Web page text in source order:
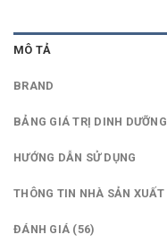
MÔ TẢ
BRAND
BẢNG GIÁ TRỊ DINH DƯỠNG
HƯỚNG DẪN SỬ DỤNG
THÔNG TIN NHÀ SẢN XUẤT
ĐÁNH GIÁ (56)